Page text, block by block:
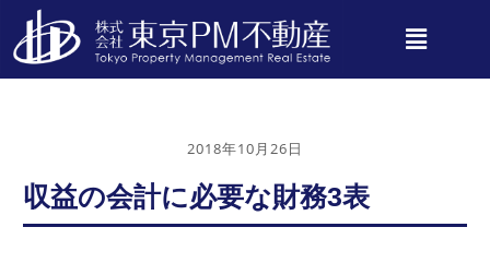
2018年10月26日
収益の会計に必要な財務3表